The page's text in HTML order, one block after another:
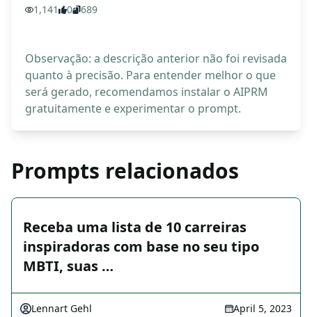
1,141 0 689
Observação: a descrição anterior não foi revisada
quanto à precisão. Para entender melhor o que
será gerado, recomendamos instalar o AIPRM
gratuitamente e experimentar o prompt.
Prompts relacionados
Receba uma lista de 10 carreiras
inspiradoras com base no seu tipo
MBTI, suas …
Lennart Gehl April 5, 2023